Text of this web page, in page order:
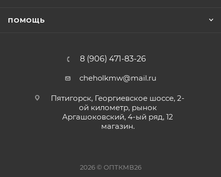
ПОМОЩЬ
8 (906) 471-83-26
cheholkmw@mail.ru
Пятигорск, Георгиевское шоссе, 2-
ой километр, рынок
Аргашоковский, 4-ый ряд, 12
магазин.
2026 © ОПТКМВ26